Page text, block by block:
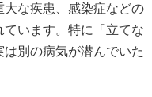
大な疾患、感染症などの
います。特に「立てな
別の病気が潜んでいた